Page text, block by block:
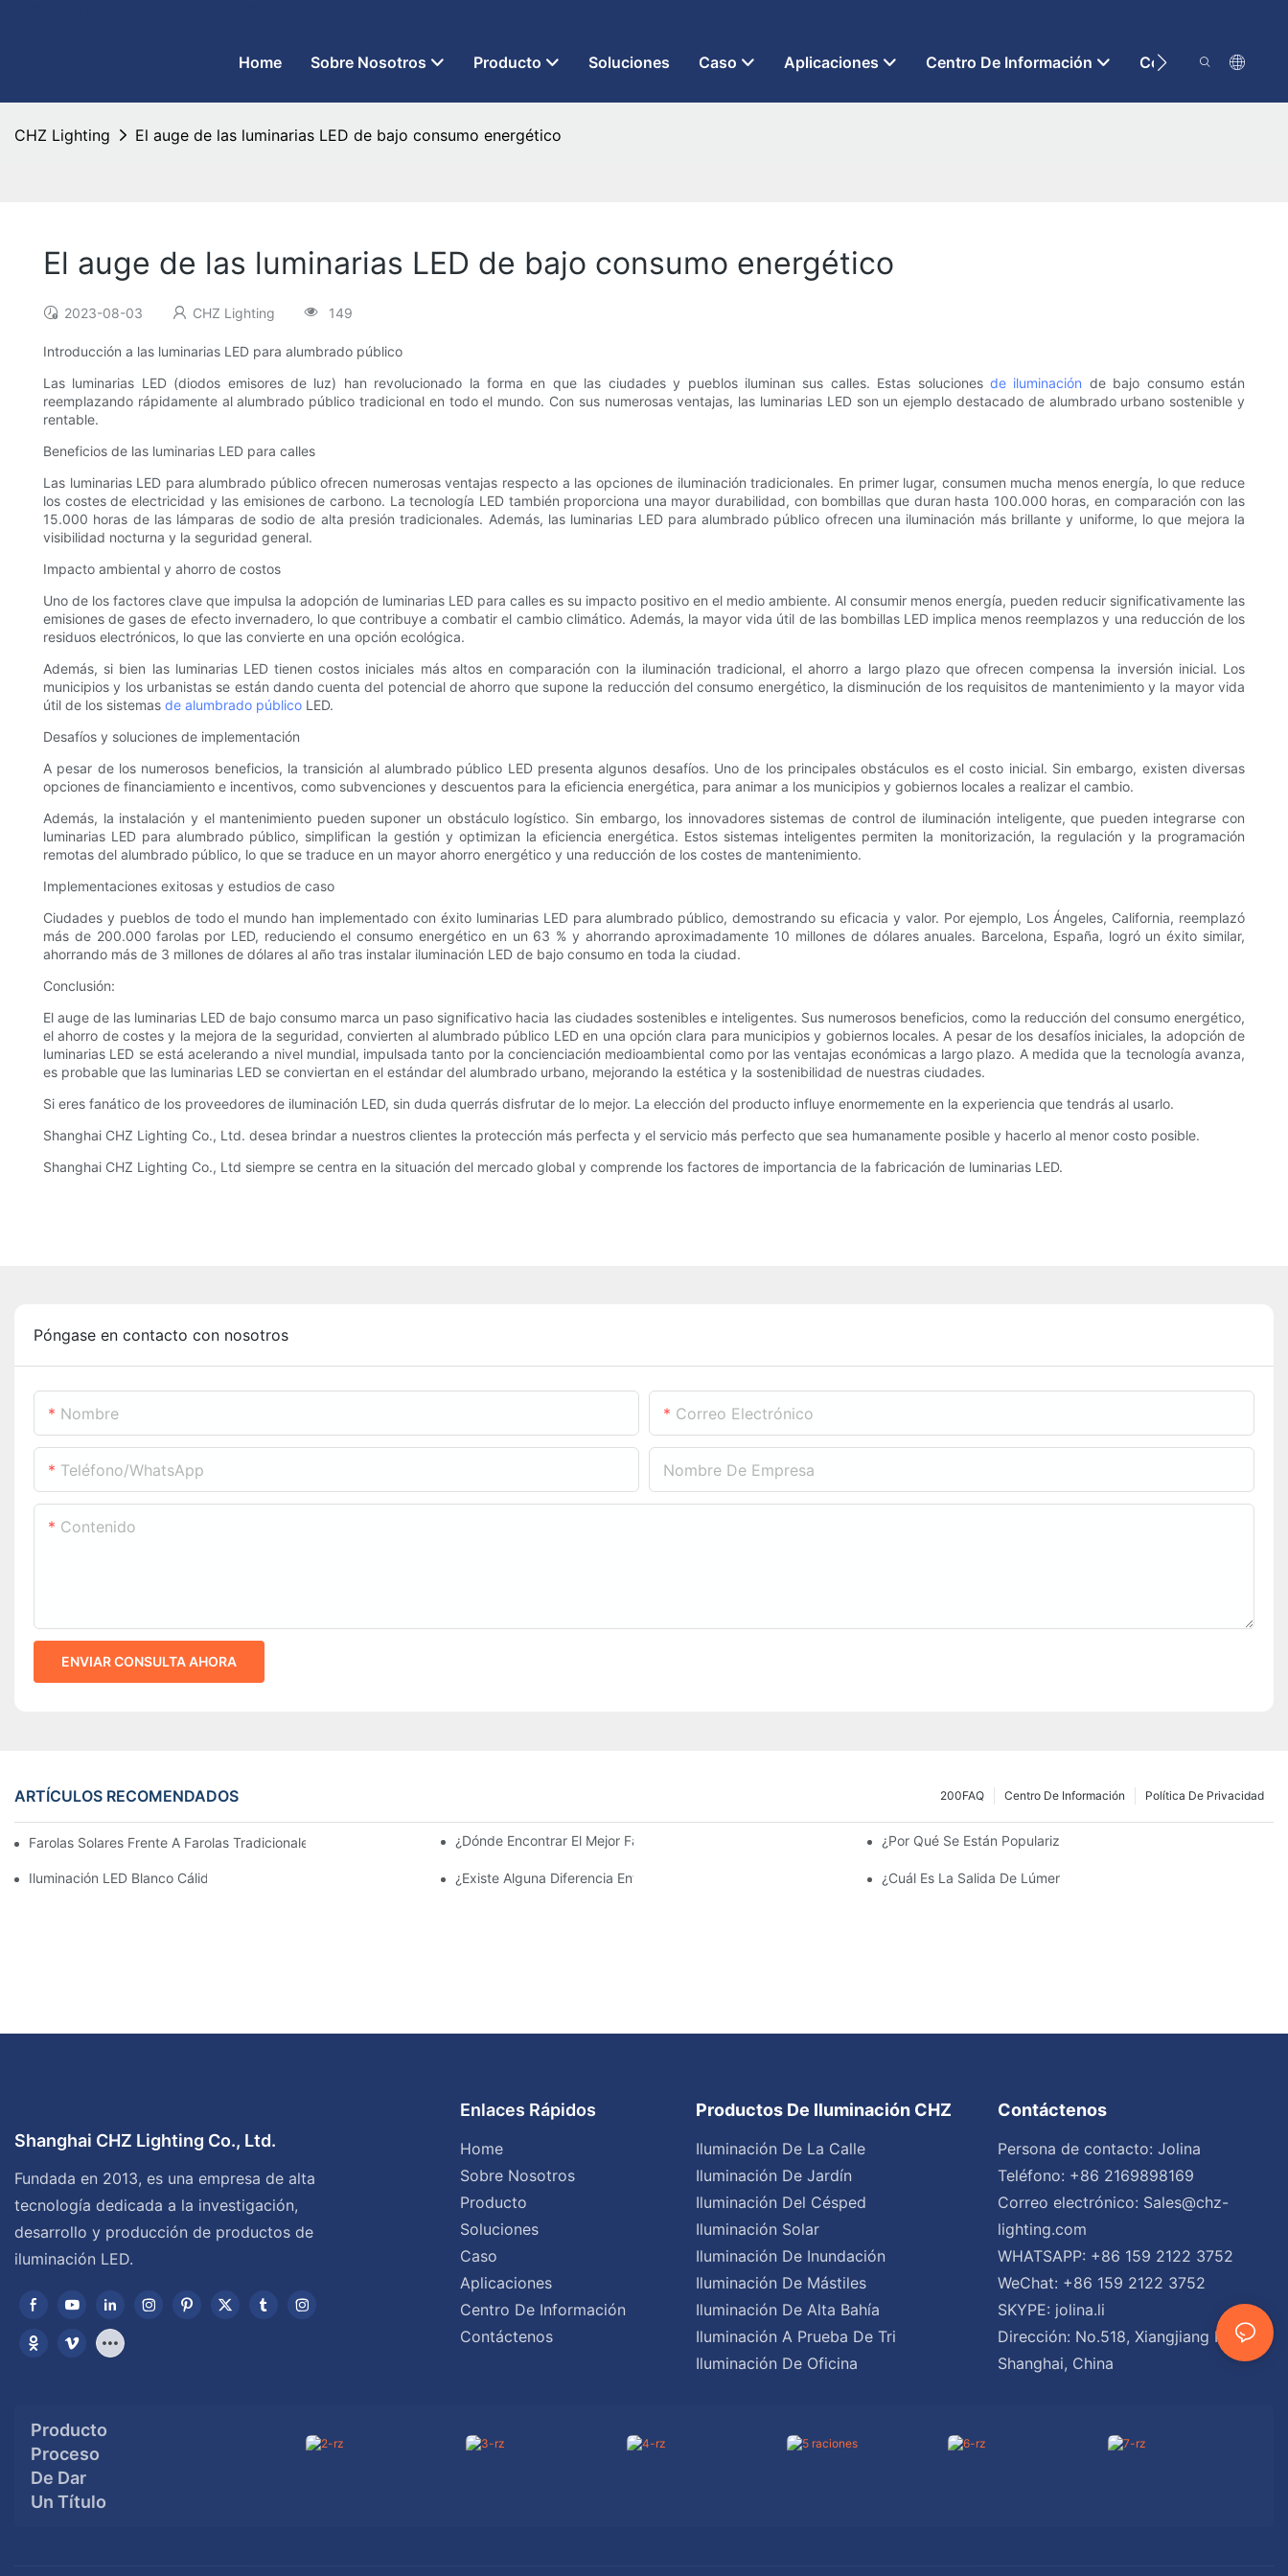
Home Sobre Nosotros Producto Soluciones Caso Aplicaciones Centro De Información Contáctenos
CHZ Lighting El auge de las luminarias LED de bajo consumo energético
El auge de las luminarias LED de bajo consumo energético
2023-08-03 CHZ Lighting 149
Introducción a las luminarias LED para alumbrado público
Las luminarias LED (diodos emisores de luz) han revolucionado la forma en que las ciudades y pueblos iluminan sus calles. Estas soluciones de iluminación de bajo consumo están
reemplazando rápidamente al alumbrado público tradicional en todo el mundo. Con sus numerosas ventajas, las luminarias LED son un ejemplo destacado de alumbrado urbano sostenible y
rentable.
Beneficios de las luminarias LED para calles
Las luminarias LED para alumbrado público ofrecen numerosas ventajas respecto a las opciones de iluminación tradicionales. En primer lugar, consumen mucha menos energía, lo que reduce
los costes de electricidad y las emisiones de carbono. La tecnología LED también proporciona una mayor durabilidad, con bombillas que duran hasta 100.000 horas, en comparación con las
15.000 horas de las lámparas de sodio de alta presión tradicionales. Además, las luminarias LED para alumbrado público ofrecen una iluminación más brillante y uniforme, lo que mejora la
visibilidad nocturna y la seguridad general.
Impacto ambiental y ahorro de costos
Uno de los factores clave que impulsa la adopción de luminarias LED para calles es su impacto positivo en el medio ambiente. Al consumir menos energía, pueden reducir significativamente las
emisiones de gases de efecto invernadero, lo que contribuye a combatir el cambio climático. Además, la mayor vida útil de las bombillas LED implica menos reemplazos y una reducción de los
residuos electrónicos, lo que las convierte en una opción ecológica.
Además, si bien las luminarias LED tienen costos iniciales más altos en comparación con la iluminación tradicional, el ahorro a largo plazo que ofrecen compensa la inversión inicial. Los
municipios y los urbanistas se están dando cuenta del potencial de ahorro que supone la reducción del consumo energético, la disminución de los requisitos de mantenimiento y la mayor vida
útil de los sistemas de alumbrado público LED.
Desafíos y soluciones de implementación
A pesar de los numerosos beneficios, la transición al alumbrado público LED presenta algunos desafíos. Uno de los principales obstáculos es el costo inicial. Sin embargo, existen diversas
opciones de financiamiento e incentivos, como subvenciones y descuentos para la eficiencia energética, para animar a los municipios y gobiernos locales a realizar el cambio.
Además, la instalación y el mantenimiento pueden suponer un obstáculo logístico. Sin embargo, los innovadores sistemas de control de iluminación inteligente, que pueden integrarse con
luminarias LED para alumbrado público, simplifican la gestión y optimizan la eficiencia energética. Estos sistemas inteligentes permiten la monitorización, la regulación y la programación
remotas del alumbrado público, lo que se traduce en un mayor ahorro energético y una reducción de los costes de mantenimiento.
Implementaciones exitosas y estudios de caso
Ciudades y pueblos de todo el mundo han implementado con éxito luminarias LED para alumbrado público, demostrando su eficacia y valor. Por ejemplo, Los Ángeles, California, reemplazó
más de 200.000 farolas por LED, reduciendo el consumo energético en un 63 % y ahorrando aproximadamente 10 millones de dólares anuales. Barcelona, ​​España, logró un éxito similar,
ahorrando más de 3 millones de dólares al año tras instalar iluminación LED de bajo consumo en toda la ciudad.
Conclusión:
El auge de las luminarias LED de bajo consumo marca un paso significativo hacia las ciudades sostenibles e inteligentes. Sus numerosos beneficios, como la reducción del consumo energético,
el ahorro de costes y la mejora de la seguridad, convierten al alumbrado público LED en una opción clara para municipios y gobiernos locales. A pesar de los desafíos iniciales, la adopción de
luminarias LED se está acelerando a nivel mundial, impulsada tanto por la concienciación medioambiental como por las ventajas económicas a largo plazo. A medida que la tecnología avanza,
es probable que las luminarias LED se conviertan en el estándar del alumbrado urbano, mejorando la estética y la sostenibilidad de nuestras ciudades.
Si eres fanático de los proveedores de iluminación LED, sin duda querrás disfrutar de lo mejor. La elección del producto influye enormemente en la experiencia que tendrás al usarlo.
Shanghai CHZ Lighting Co., Ltd. desea brindar a nuestros clientes la protección más perfecta y el servicio más perfecto que sea humanamente posible y hacerlo al menor costo posible.
Shanghai CHZ Lighting Co., Ltd siempre se centra en la situación del mercado global y comprende los factores de importancia de la fabricación de luminarias LED.
Póngase en contacto con nosotros
Nombre Correo Electrónico
Teléfono/WhatsApp Nombre De Empresa
Contenido
ENVIAR CONSULTA AHORA
ARTÍCULOS RECOMENDADOS Política De Privacidad
Centro De Información
200FAQ
Farolas Solares Frente A Farolas Tradicionales: Coste, Retorno De La Inversión Y Eficiencia.¿Dónde Encontrar El Mejor Fabricante De Farolas Solares? ¿Por Qué Se Están Popularizando Las Farolas Solares?
Iluminación LED Blanco Cálido Vs. Blanco Suave ¿Existe Alguna Diferencia Entre Las Luces Del Área De Estacionamiento Y Las Luces Del Estacionamiento?
¿Cuál Es La Salida De Lúmenes Ideal Para Un Estacionamiento
Shanghai CHZ Lighting Co., Ltd.
Fundada en 2013, es una empresa de alta
tecnología dedicada a la investigación,
desarrollo y producción de productos de
iluminación LED.
Enlaces Rápidos
Home
Sobre Nosotros
Producto
Soluciones
Caso
Aplicaciones
Centro De Información
Contáctenos
Productos De Iluminación CHZ
Iluminación De La Calle
Iluminación De Jardín
Iluminación Del Césped
Iluminación Solar
Iluminación De Inundación
Iluminación De Mástiles
Iluminación De Alta Bahía
Iluminación A Prueba De Tri
Iluminación De Oficina
Contáctenos
Persona de contacto: Jolina
Teléfono: +86 2169898169
Correo electrónico: Sales@chz-
lighting.com
WHATSAPP: +86 159 2122 3752
WeChat: +86 159 2122 3752
SKYPE: jolina.li
Dirección: No.518, Xiangjiang Road,
Shanghai, China
Producto
Proceso
De Dar
Un Título